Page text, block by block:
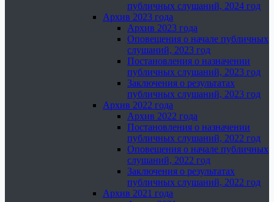
публичных слушаний, 2024 год
Архив 2023 года
Архив 2023 года
Оповещения о начале публичных
слушаний, 2023 год
Постановления о назначении
публичных слушаний, 2023 год
Заключения о результатах
публичных слушаний, 2023 год
Архив 2022 года
Архив 2022 года
Постановления о назначении
публичных слушаний, 2022 год
Оповещения о начале публичных
слушаний, 2022 год
Заключения о результатах
публичных слушаний, 2022 год
Архив 2021 года